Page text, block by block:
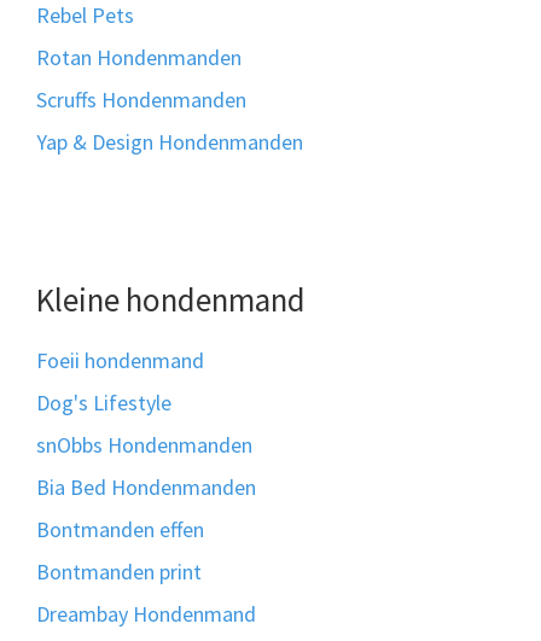
Rebel Pets
Rotan Hondenmanden
Scruffs Hondenmanden
Yap & Design Hondenmanden
Kleine hondenmand
Foeii hondenmand
Dog's Lifestyle
snObbs Hondenmanden
Bia Bed Hondenmanden
Bontmanden effen
Bontmanden print
Dreambay Hondenmand